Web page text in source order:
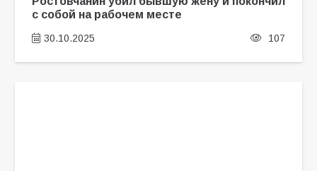
с собой на рабочем месте
30.10.2025 107